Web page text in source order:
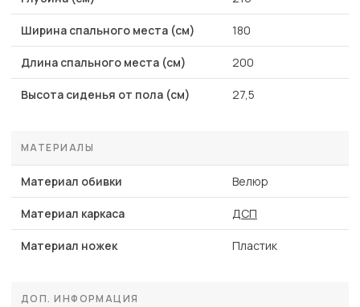
Ширина спального места (см) 180
Длина спального места (см) 200
Высота сиденья от пола (см) 27,5
МАТЕРИАЛЫ
Материал обивки Велюр
Материал каркаса ДСП
Материал ножек Пластик
ДОП. ИНФОРМАЦИЯ